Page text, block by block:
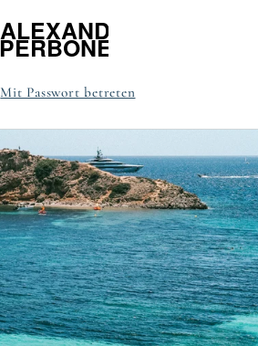
Mit Passwort betreten